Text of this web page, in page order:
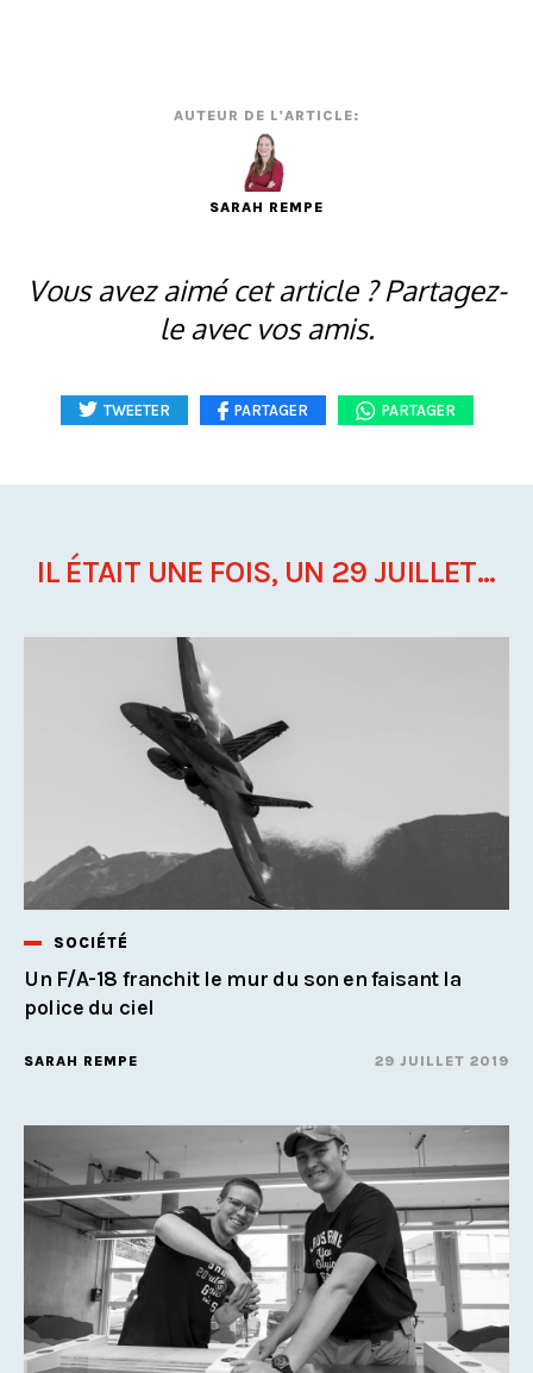
AUTEUR DE L'ARTICLE:
SARAH REMPE
Vous avez aimé cet article ? Partagez-
le avec vos amis.
TWEETER PARTAGER PARTAGER
IL ÉTAIT UNE FOIS, UN 29 JUILLET...
SOCIÉTÉ
Un F/A-18 franchit le mur du son en faisant la
police du ciel
SARAH REMPE 29 JUILLET 2019